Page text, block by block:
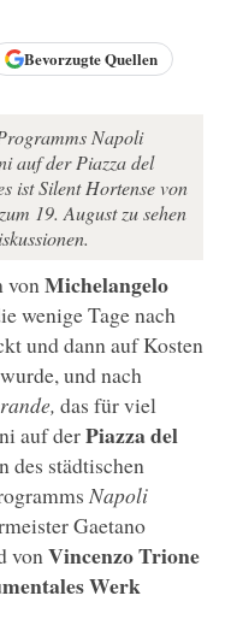
Bevorzugte Quellen
Napoli
auf der Piazza del
ist Silent Hortense von
19. August zu sehen
vonMichelangelo
wenige Tage nach
und dann auf Kosten
und nach
das für viel
auf derPiazza del
des städtischen
Napoli
Gaetano
vonVincenzo Trione
Werk